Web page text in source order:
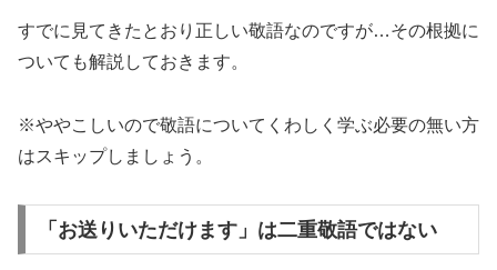
すでに見てきたとおり正しい敬語なのですが…その根拠に
ついても解説しておきます。
※ややこしいので敬語についてくわしく学ぶ必要の無い方
はスキップしましょう。
「お送りいただけます」は二重敬語ではない